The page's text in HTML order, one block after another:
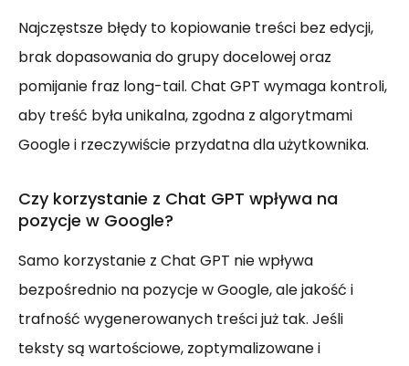
Najczęstsze błędy to kopiowanie treści bez edycji,
brak dopasowania do grupy docelowej oraz
pomijanie fraz long-tail. Chat GPT wymaga kontroli,
aby treść była unikalna, zgodna z algorytmami
Google i rzeczywiście przydatna dla użytkownika.
Czy korzystanie z Chat GPT wpływa na
pozycje w Google?
Samo korzystanie z Chat GPT nie wpływa
bezpośrednio na pozycje w Google, ale jakość i
trafność wygenerowanych treści już tak. Jeśli
teksty są wartościowe, zoptymalizowane i